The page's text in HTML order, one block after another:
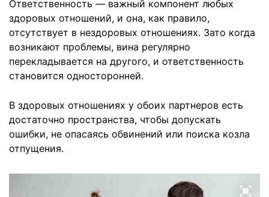
Ответственность — важный компонент любых
здоровых отношений, и она, как правило,
отсутствует в нездоровых отношениях. Зато когда
возникают проблемы, вина регулярно
перекладывается на другого, и ответственность
становится односторонней.
В здоровых отношениях у обоих партнеров есть
достаточно пространства, чтобы допускать
ошибки, не опасаясь обвинений или поиска козла
отпущения.